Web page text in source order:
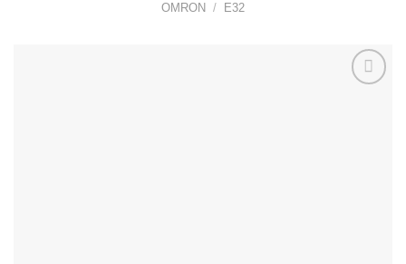
OMRON / E32